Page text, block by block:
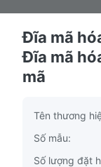
Đĩa mã
Đĩa mã
mã
Tên thương
Số mẫu:
Số lượng đặt